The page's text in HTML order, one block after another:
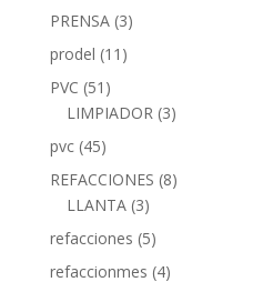
PRENSA (3)
prodel (11)
PVC (51)
LIMPIADOR (3)
pvc (45)
REFACCIONES (8)
LLANTA (3)
refacciones (5)
refaccionmes (4)